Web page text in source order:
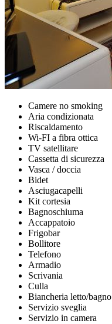
Camere no smoking
Aria condizionata
Riscaldamento
Wi-FI a fibra ottica
TV satellitare
Cassetta di sicurezza
Vasca / doccia
Bidet
Asciugacapelli
Kit cortesia
Bagnoschiuma
Accappatoio
Frigobar
Bollitore
Telefono
Armadio
Scrivania
Culla
Biancheria letto/bagno
Servizio sveglia
Servizio in camera